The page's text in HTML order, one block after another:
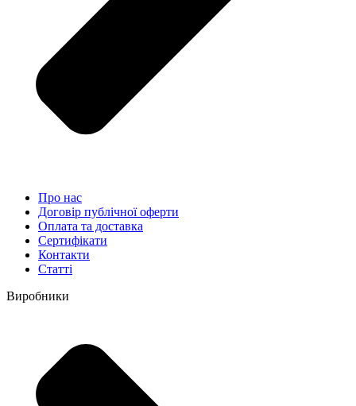
Про нас
Договір публічної оферти
Оплата та доставка
Сертифікати
Контакти
Статті
Виробники